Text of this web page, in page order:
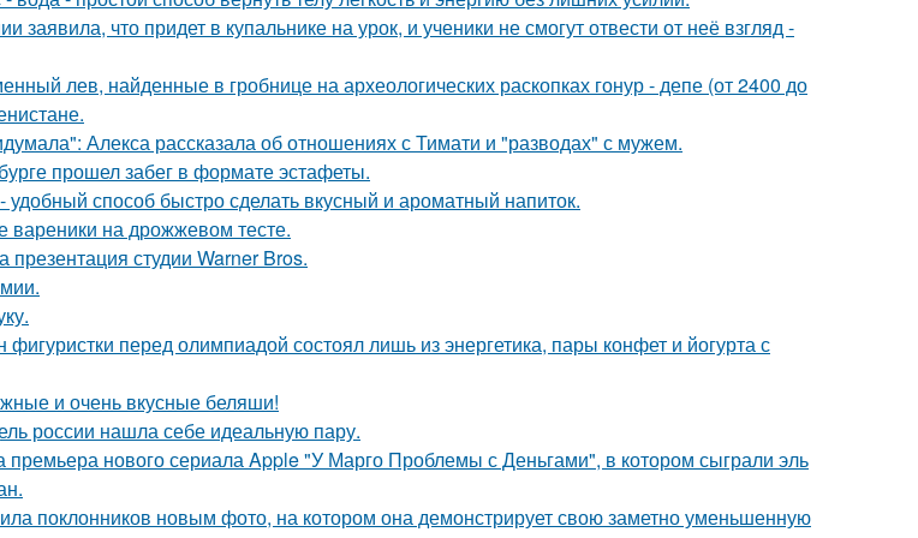
заявила, что придет в купальнике на урок, и ученики не смогут отвести от неё взгляд -
лев, найденные в гробнице на археологических раскопках гонур - депе (от 2400 до
Алекса рассказала об отношениях с Тимати и "разводах" с мужем.
прошел забег в формате эстафеты.
удобный способ быстро сделать вкусный и ароматный напиток.
на дрожжевом тесте.
студии Warner Bros.
перед олимпиадой состоял лишь из энергетика, пары конфет и йогурта с
и очень вкусные беляши!
россии нашла себе идеальную пару.
нового сериала Apple "У Марго Проблемы с Деньгами", в котором сыграли эль
поклонников новым фото, на котором она демонстрирует свою заметно уменьшенную